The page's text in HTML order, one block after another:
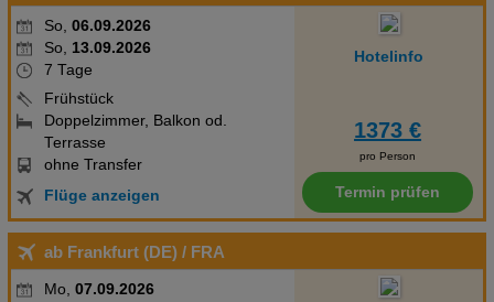
So, 06.09.2026
So, 13.09.2026
7 Tage
Frühstück
Doppelzimmer, Balkon od.
Terrasse
ohne Transfer
Flüge anzeigen
Hotelinfo
1373 €
pro Person
Termin prüfen
ab Frankfurt (DE) / FRA
Mo, 07.09.2026